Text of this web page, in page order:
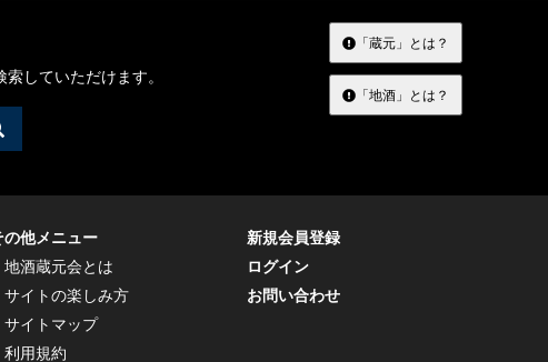
していただけます。
「蔵元」とは？
「地酒」とは？
の他メニュー
地酒蔵元会とは
サイトの楽しみ方
サイトマップ
利用規約
新規会員登録
ログイン
お問い合わせ